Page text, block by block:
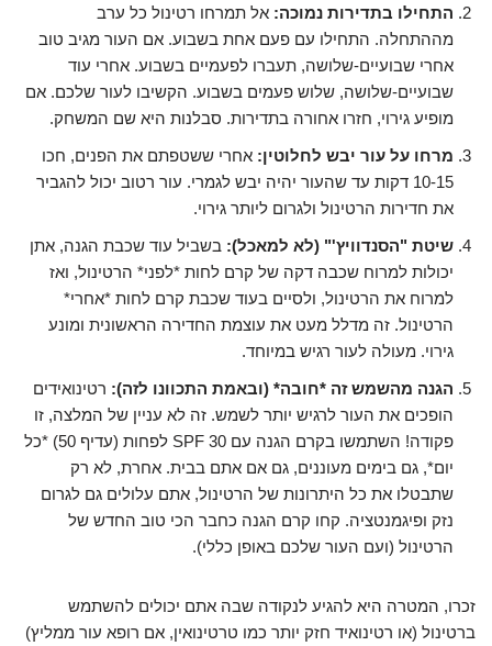
התחילו בתדירות נמוכה: אל תמרחו רטינול כל ערב
מההתחלה. התחילו עם פעם אחת בשבוע. אם העור מגיב טוב
אחרי שבועיים-שלושה, תעברו לפעמיים בשבוע. אחרי עוד
שבועיים-שלושה, שלוש פעמים בשבוע. הקשיבו לעור שלכם. אם
מופיע גירוי, חזרו אחורה בתדירות. סבלנות היא שם המשחק.
מרחו על עור יבש לחלוטין: אחרי ששטפתם את הפנים, חכו
10-15 דקות עד שהעור יהיה יבש לגמרי. עור רטוב יכול להגביר
את חדירות הרטינול ולגרום ליותר גירוי.
שיטת "הסנדוויץ'" (לא למאכל): בשביל עוד שכבת הגנה, אתן
יכולות למרוח שכבה דקה של קרם לחות *לפני* הרטינול, ואז
למרוח את הרטינול, ולסיים בעוד שכבת קרם לחות *אחרי*
הרטינול. זה מדלל מעט את עוצמת החדירה הראשונית ומונע
גירוי. מעולה לעור רגיש במיוחד.
הגנה מהשמש זה *חובה* (ובאמת התכוונו לזה): רטינואידים
הופכים את העור לרגיש יותר לשמש. זה לא עניין של המלצה, זו
פקודה! השתמשו בקרם הגנה עם SPF 30 לפחות (עדיף 50) *כל
יום*, גם בימים מעוננים, גם אם אתם בבית. אחרת, לא רק
שתבטלו את כל היתרונות של הרטינול, אתם עלולים גם לגרום
נזק ופיגמנטציה. קחו קרם הגנה כחבר הכי טוב החדש של
הרטינול (ועם העור שלכם באופן כללי).
זכרו, המטרה היא להגיע לנקודה שבה אתם יכולים להשתמש
ברטינול (או רטינואיד חזק יותר כמו טרטינואין, אם רופא עור ממליץ)